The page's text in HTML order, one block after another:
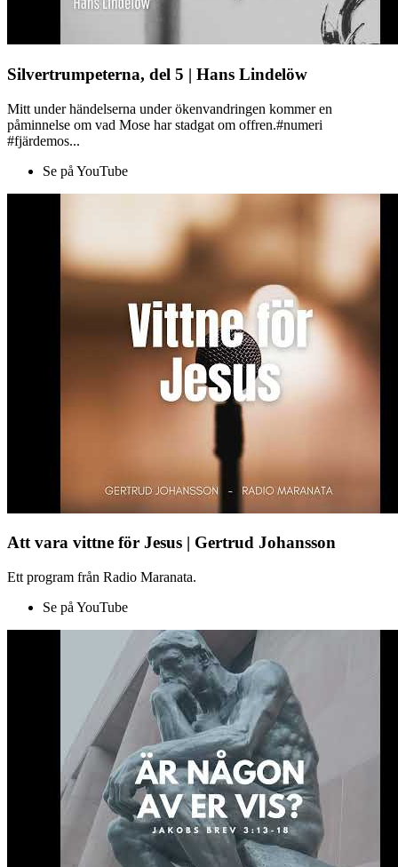
Silvertrumpeterna, del 5 | Hans Lindelöw
Mitt under händelserna under ökenvandringen kommer en
påminnelse om vad Mose har stadgat om offren.#numeri
#fjärdemos...
Se på YouTube
Att vara vittne för Jesus | Gertrud Johansson
Ett program från Radio Maranata.
Se på YouTube